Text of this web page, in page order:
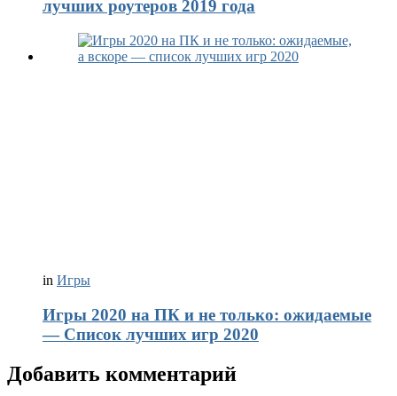
лучших роутеров 2019 года
in Игры
Игры 2020 на ПК и не только: ожидаемые
— Список лучших игр 2020
Добавить комментарий